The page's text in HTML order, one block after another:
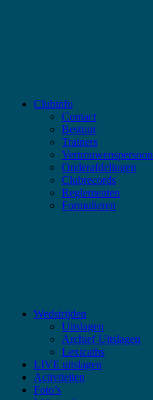
Clubinfo
Contact
Bestuur
Trainers
Vertrouwenspersoon
Onderafdelingen
Clubrecords
Reglementen
Formulieren
Wedstrijden
Uitslagen
Archief Uitslagen
Lexicaths
LIVE uitslagen
Activiteiten
Foto’s